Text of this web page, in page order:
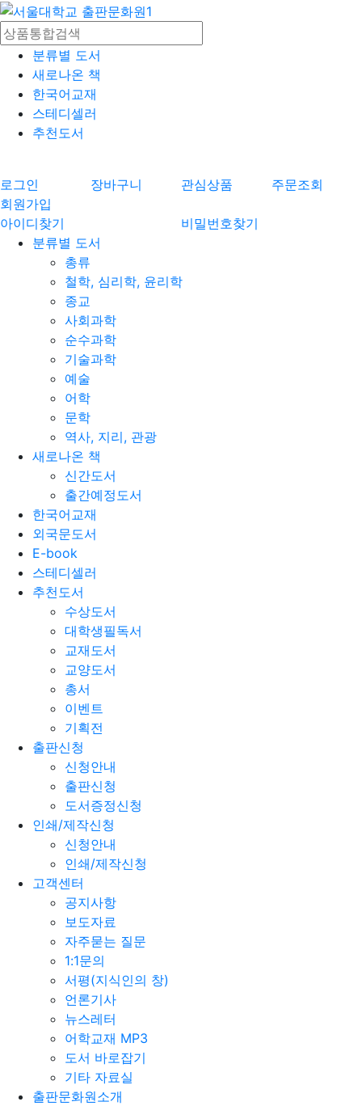
분류별 도서
새로나온 책
한국어교재
스테디셀러
추천도서
로그인 장바구니 관심상품
주문조회
회원가입
아이디찾기
비밀번호찾기
분류별 도서
총류
철학, 심리학, 윤리학
종교
사회과학
순수과학
기술과학
예술
어학
문학
역사, 지리, 관광
새로나온 책
신간도서
출간예정도서
한국어교재
외국문도서
E-book
스테디셀러
추천도서
수상도서
대학생필독서
교재도서
교양도서
총서
이벤트
기획전
출판신청
신청안내
출판신청
도서증정신청
인쇄/제작신청
신청안내
인쇄/제작신청
고객센터
공지사항
보도자료
자주묻는 질문
1:1문의
서평(지식인의 창)
언론기사
뉴스레터
어학교재 MP3
도서 바로잡기
기타 자료실
출판문화원소개